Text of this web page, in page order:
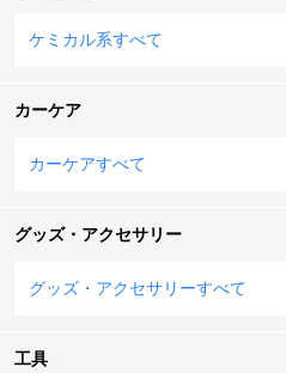
ケミカル系すべて
カーケア
カーケアすべて
グッズ・アクセサリー
グッズ・アクセサリーすべて
工具